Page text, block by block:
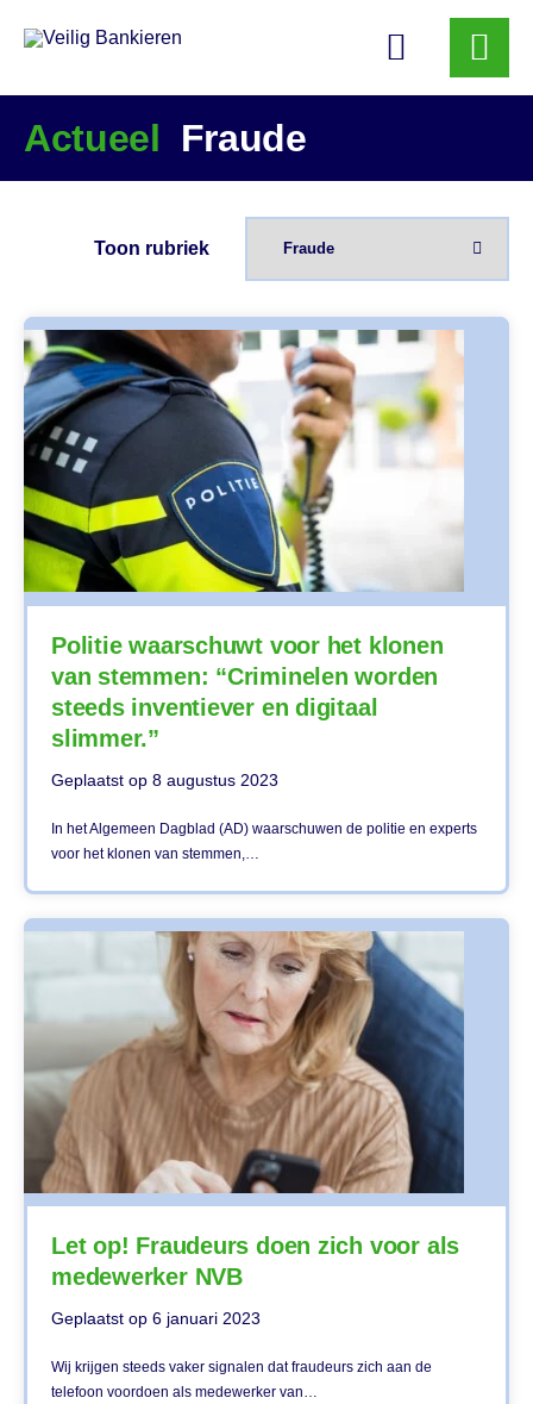
Veilig
Bankieren
Actueel Fraude
Toon rubriek
Politie waarschuwt voor het klonen
van stemmen: “Criminelen worden
steeds inventiever en digitaal
slimmer.”
Geplaatst op 8 augustus 2023
In het Algemeen Dagblad (AD) waarschuwen de politie en experts
voor het klonen van stemmen,…
Let op! Fraudeurs doen zich voor als
medewerker NVB
Geplaatst op 6 januari 2023
Wij krijgen steeds vaker signalen dat fraudeurs zich aan de
telefoon voordoen als medewerker van…